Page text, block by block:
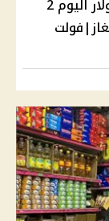
محطات الوقود تعلن أسعار البنزين والسولار اليوم 2
الغاز|فولت